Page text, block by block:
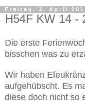
Freitag, 3. April
H54F KW 14 -
Die erste
bisschen was zu
Wir haben
aufgehübscht. Es
diese doch nicht so